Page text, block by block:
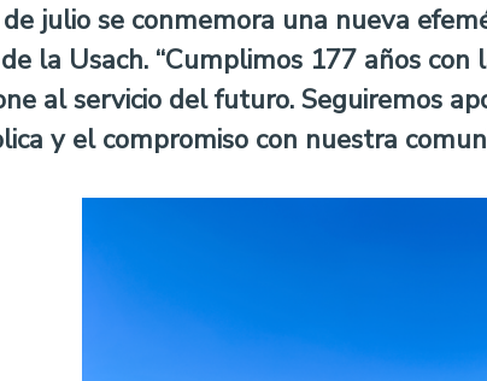
julio se conmemora una nueva
la Usach. “Cumplimos 177 años
al servicio del futuro. Seguiremos
y el compromiso con nuestra